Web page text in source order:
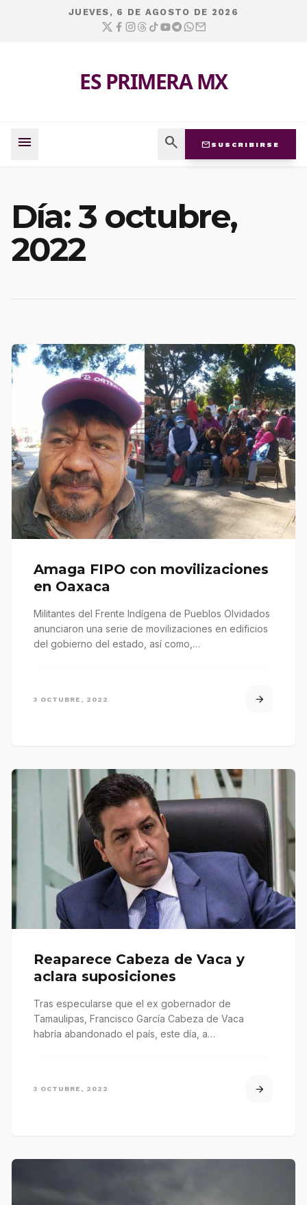
JUEVES, 6 DE AGOSTO DE 2026
ES PRIMERA MX
menu search mail SUSCRIBIRSE
Día:3 octubre,
2022
Amaga FIPO con movilizaciones
en Oaxaca
Militantes del Frente Indígena de Pueblos Olvidados
anunciaron una serie de movilizaciones en edificios
del gobierno del estado, así como,…
3 OCTUBRE, 2022
Reaparece Cabeza de Vaca y
aclara suposiciones
Tras especularse que el ex gobernador de
Tamaulipas, Francisco García Cabeza de Vaca
habría abandonado el país, este día, a…
3 OCTUBRE, 2022